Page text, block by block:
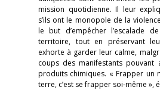
mission quotidienne. Il leur
s’ils ont le monopole de la
le but d’empêcher l’escalade
territoire, tout en préservant
exhorte à garder leur calme,
coups des manifestants pouvant
produits chimiques. « Frapper un
terre, c’est se frapper soi-même »,